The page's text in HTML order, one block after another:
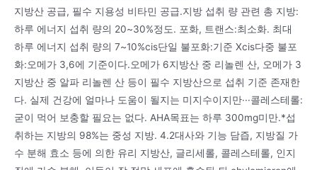
지방산 공급, 필수 지용성 비타민 공급.지방 섭취 량 관련 총 지방:
하루 에너지 섭취 량의 20~30%정도. 포화, 트랜스:최소화. 최대
하루 에너지 섭취 량의 7~10%cis단일 불포화:기준 Xcis다중 불포
화:오메가 3,6에 기준이다.오메가 6지방산 중 리놀렌 산, 오메가 3
지방산 중 알파 리놀렌 산 등이 필수 지방산으로 섭취 기준 존재한
다. 실제 건강에 얼마나 도움이 될지는 미지수이지만···콜레스테롤:
굳이 먹어 보충할 필요는 없다. AHA목표는 하루 300mg미만.*섭
취하는 지방의 98%는 중성 지방. 4.2대사와 기능 담즙, 지방질 가
수 분해 효소 등에 의한 유리 지방산, 글리세롤, 콜레스테롤, 인지